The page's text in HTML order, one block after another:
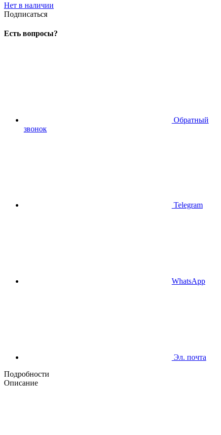
Нет в наличии
Подписаться
Есть вопросы?
Обратный
звонок
Telegram
WhatsApp
Эл. почта
Подробности
Описание